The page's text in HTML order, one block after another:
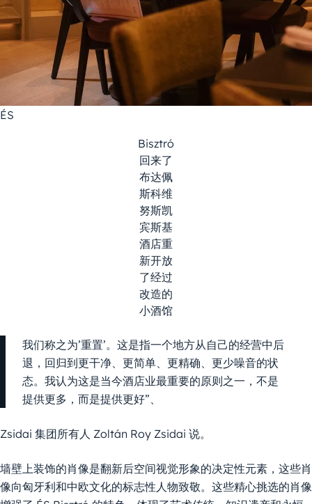
ÉS
Bisztró
回来了
布达佩
斯科维
努斯凯
宾斯基
酒店重
新开放
了经过
改造的
小酒馆
我们称之为’重置’。这是指一个地方从自己的经营中后
退，回归到更干净、更简单、更精确、更少噪音的状
态。我认为这是当今酒店业最重要的原则之一，不是
提供更多，而是提供更好”、
Zsidai 集团所有人 Zoltán Roy Zsidai 说。
墙壁上装饰的肖像是翻新后空间视觉形象的决定性元素，这些肖
像向匈牙利和中欧文化的标志性人物致敬。这些精心挑选的肖像